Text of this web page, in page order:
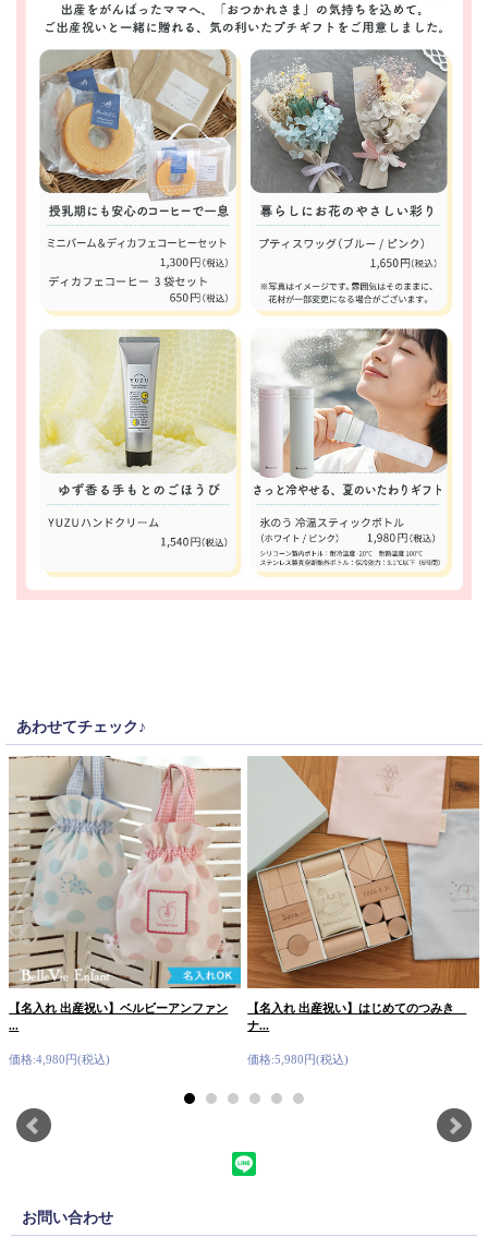
あわせてチェック♪
【名入れ 出産祝い】ベルビーアンファン
...
価格:4,980円(税込)
【名入れ 出産祝い】はじめてのつみき
ナ...
価格:5,980円(税込)
お問い合わせ